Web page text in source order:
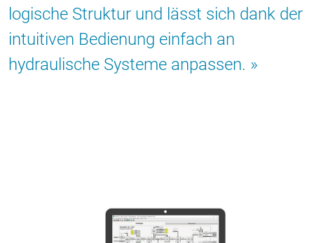
logische Struktur und lässt sich dank der
intuitiven Bedienung einfach an
hydraulische Systeme anpassen.